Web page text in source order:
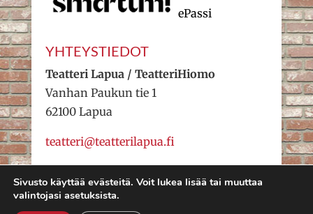
ePassi
YHTEYSTIEDOT
Teatteri Lapua / TeatteriHiomo
Vanhan Paukun tie 1
62100 Lapua
teatteri@teatterilapua.fi
Sivusto käyttää evästeitä. Voit lukea lisää tai muuttaa
valintojasi asetuksista.